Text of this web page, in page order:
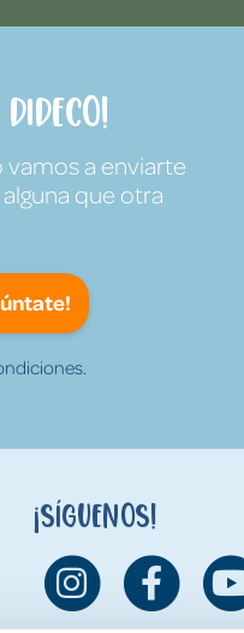
a enviarte
que otra
¡Síguenos!